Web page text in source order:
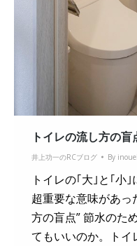
トイレの流し方の盲
井上功一のRCブログ By
トイレの｢大｣と｢小
超重要な意味があっ
方の盲点” 節水のた
てもいいのか。トイ